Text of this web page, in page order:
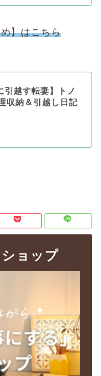
】はこちら
引越す転妻】トノ
収納＆引越し日記
ショップ